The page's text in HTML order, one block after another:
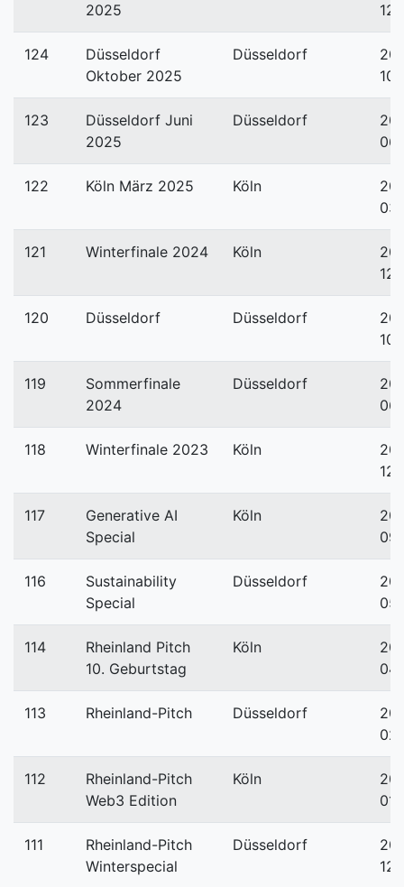
2025
124
Düsseldorf
Oktober 2025
Düsseldorf
123
Düsseldorf Juni
2025
Düsseldorf
122 Köln März 2025 Köln
121 Winterfinale 2024 Köln
120 Düsseldorf Düsseldorf
119
Sommerfinale
2024
Düsseldorf
118 Winterfinale 2023 Köln
117
Generative AI
Special
Köln
116
Sustainability
Special
Düsseldorf
114
Rheinland Pitch
10. Geburtstag
Köln
113 Rheinland-Pitch Düsseldorf
112
Rheinland-Pitch
Web3 Edition
Köln
111
Rheinland-Pitch
Winterspecial
Düsseldorf